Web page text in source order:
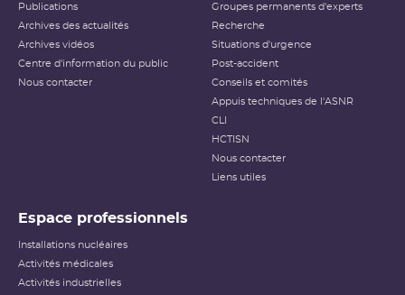
Publications
Archives des actualités
Archives vidéos
Centre d'information du public
Nous contacter
Groupes permanents d'experts
Recherche
Situations d'urgence
Post-accident
Conseils et comités
Appuis techniques de l'ASNR
CLI
HCTISN
Nous contacter
Liens utiles
Espace professionnels
Installations nucléaires
Activités médicales
Activités industrielles